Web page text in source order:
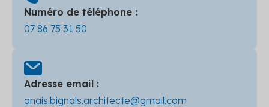
Numéro de téléphone :
07 86 75 31 50
Adresse email :
anais.bignals.architecte@gmail.com